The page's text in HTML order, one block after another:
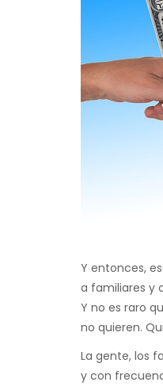
Y entonces,
a familiares y
Y no es raro
no quieren.
La gente, los
y con